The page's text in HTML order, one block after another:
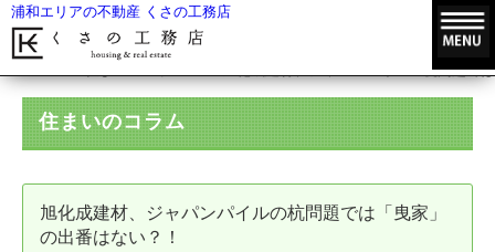
浦和エリアの不動産 くさの工務店
旭化成建材、ジャパンパイルの杭問題で
住まいのコラム
旭化成建材、ジャパンパイルの杭問題では「曳家」
の出番はない？！